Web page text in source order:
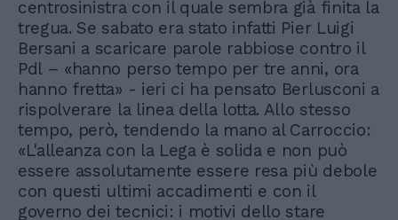
centrosinistra con il quale sembra già finita la
tregua. Se sabato era stato infatti Pier Luigi
Bersani a scaricare parole rabbiose contro il
Pdl – «hanno perso tempo per tre anni, ora
hanno fretta» - ieri ci ha pensato Berlusconi a
rispolverare la linea della lotta. Allo stesso
tempo, però, tendendo la mano al Carroccio:
«L'alleanza con la Lega è solida e non può
essere assolutamente essere resa più debole
con questi ultimi accadimenti e con il
governo dei tecnici: i motivi dello stare